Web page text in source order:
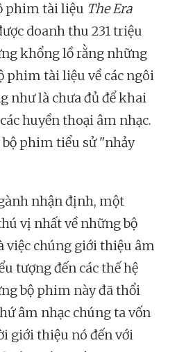
phim tài liệu The Era
doanh thu 231 triệu
khổng lồ rằng những
phim tài liệu về các ngôi
như là chưa đủ để khai
huyền thoại âm nhạc.
phim tiểu sử "nhảy
nhận định, một
vị nhất về những bộ
việc chúng giới thiệu âm
tượng đến các thế hệ
bộ phim này đã thổi
âm nhạc chúng ta vốn
giới thiệu nó đến với